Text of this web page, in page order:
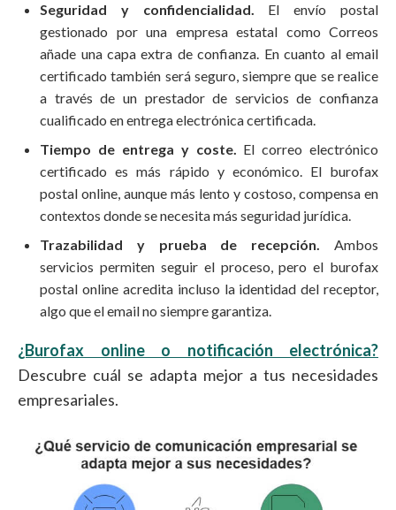
Seguridad y confidencialidad. El envío postal
gestionado por una empresa estatal como Correos
añade una capa extra de confianza. En cuanto al email
certificado también será seguro, siempre que se realice
a través de un prestador de servicios de confianza
cualificado en entrega electrónica certificada.
Tiempo de entrega y coste. El correo electrónico
certificado es más rápido y económico. El burofax
postal online, aunque más lento y costoso, compensa en
contextos donde se necesita más seguridad jurídica.
Trazabilidad y prueba de recepción. Ambos
servicios permiten seguir el proceso, pero el burofax
postal online acredita incluso la identidad del receptor,
algo que el email no siempre garantiza.
¿Burofax online o notificación electrónica?
Descubre cuál se adapta mejor a tus necesidades
empresariales.